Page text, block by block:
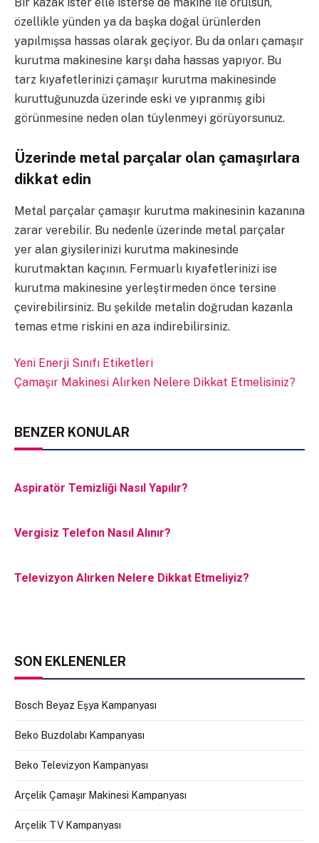
özellikle yünden ya da başka doğal ürünlerden
yapılmışsa hassas olarak geçiyor. Bu da onları çamaşır
kurutma makinesine karşı daha hassas yapıyor. Bu
tarz kıyafetlerinizi çamaşır kurutma makinesinde
kuruttuğunuzda üzerinde eski ve yıpranmış gibi
görünmesine neden olan tüylenmeyi görüyorsunuz.
Üzerinde metal parçalar olan çamaşırlara
dikkat edin
Metal parçalar çamaşır kurutma makinesinin kazanına
zarar verebilir. Bu nedenle üzerinde metal parçalar
yer alan giysilerinizi kurutma makinesinde
kurutmaktan kaçının. Fermuarlı kıyafetlerinizi ise
kurutma makinesine yerleştirmeden önce tersine
çevirebilirsiniz. Bu şekilde metalin doğrudan kazanla
temas etme riskini en aza indirebilirsiniz.
Yeni Enerji Sınıfı Etiketleri
Çamaşır Makinesi Alırken Nelere Dikkat Etmelisiniz?
BENZER KONULAR
Aspiratör Temizliği Nasıl Yapılır?
Vergisiz Telefon Nasıl Alınır?
Televizyon Alırken Nelere Dikkat Etmeliyiz?
SON EKLENENLER
Bosch Beyaz Eşya Kampanyası
Beko Buzdolabı Kampanyası
Beko Televizyon Kampanyası
Arçelik Çamaşır Makinesi Kampanyası
Arçelik TV Kampanyası